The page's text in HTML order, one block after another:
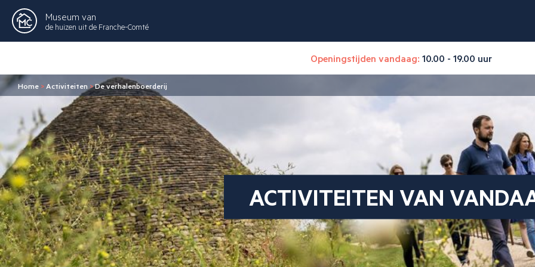
Museum van
de huizen uit de Franche-Comté
Openingstijden vandaag: 10.00 - 19.00 uur
Home > Activiteiten >De verhalenboerderij
ACTIVITEITEN VAN